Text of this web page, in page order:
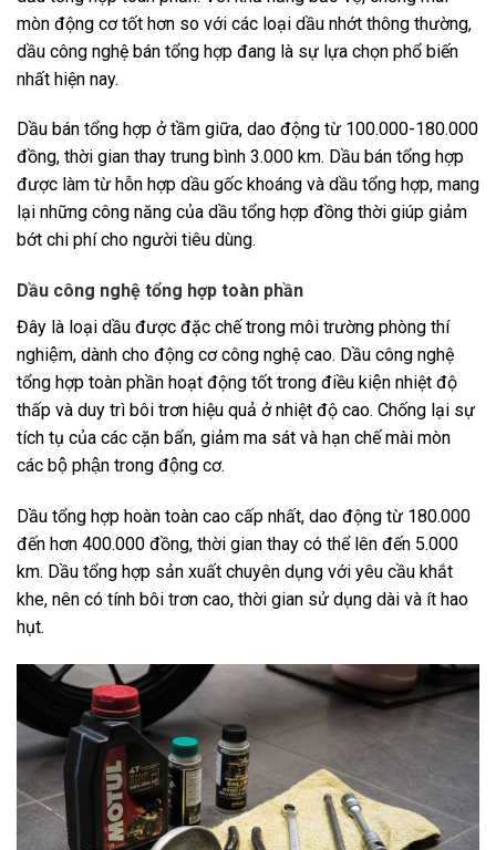
mòn động cơ tốt hơn so với các loại dầu nhớt thông thường,
dầu công nghệ bán tổng hợp đang là sự lựa chọn phổ biến
nhất hiện nay.
Dầu bán tổng hợp ở tầm giữa, dao động từ 100.000-180.000
đồng, thời gian thay trung bình 3.000 km. Dầu bán tổng hợp
được làm từ hỗn hợp dầu gốc khoáng và dầu tổng hợp, mang
lại những công năng của dầu tổng hợp đồng thời giúp giảm
bớt chi phí cho người tiêu dùng.
Dầu công nghệ tổng hợp toàn phần
Đây là loại dầu được đặc chế trong môi trường phòng thí
nghiệm, dành cho động cơ công nghệ cao. Dầu công nghệ
tổng hợp toàn phần hoạt động tốt trong điều kiện nhiệt độ
thấp và duy trì bôi trơn hiệu quả ở nhiệt độ cao. Chống lại sự
tích tụ của các cặn bẩn, giảm ma sát và hạn chế mài mòn
các bộ phận trong động cơ.
Dầu tổng hợp hoàn toàn cao cấp nhất, dao động từ 180.000
đến hơn 400.000 đồng, thời gian thay có thể lên đến 5.000
km. Dầu tổng hợp sản xuất chuyên dụng với yêu cầu khắt
khe, nên có tính bôi trơn cao, thời gian sử dụng dài và ít hao
hụt.